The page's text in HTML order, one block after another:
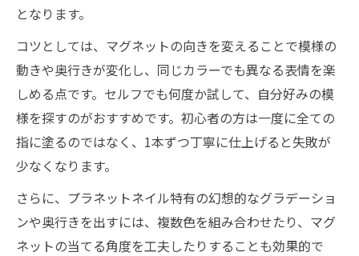
となります。
コツとしては、マグネットの向きを変えることで模様の
動きや奥行きが変化し、同じカラーでも異なる表情を楽
しめる点です。セルフでも何度か試して、自分好みの模
様を探すのがおすすめです。初心者の方は一度に全ての
指に塗るのではなく、1本ずつ丁寧に仕上げると失敗が
少なくなります。
さらに、プラネットネイル特有の幻想的なグラデーショ
ンや奥行きを出すには、複数色を組み合わせたり、マグ
ネットの当てる角度を工夫したりすることも効果的で